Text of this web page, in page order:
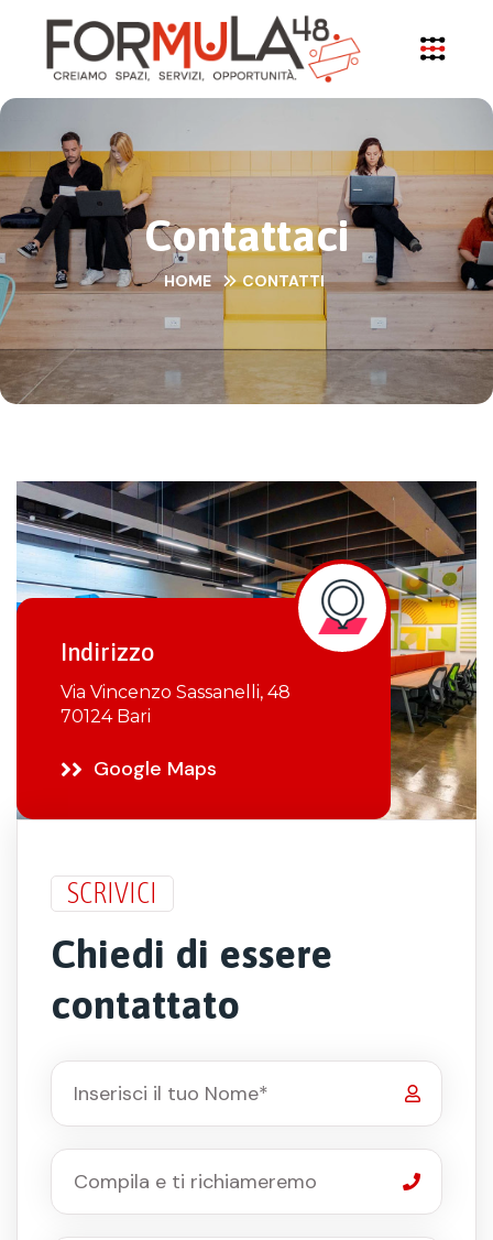
Contattaci
HOME CONTATTI
Indirizzo
Via Vincenzo Sassanelli, 48
70124 Bari
Google Maps
SCRIVICI
Chiedi di essere
contattato